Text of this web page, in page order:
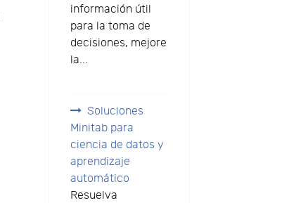
información útil
para la toma de
decisiones, mejore
la...
Soluciones
Minitab para
ciencia de datos y
aprendizaje
automático
Resuelva